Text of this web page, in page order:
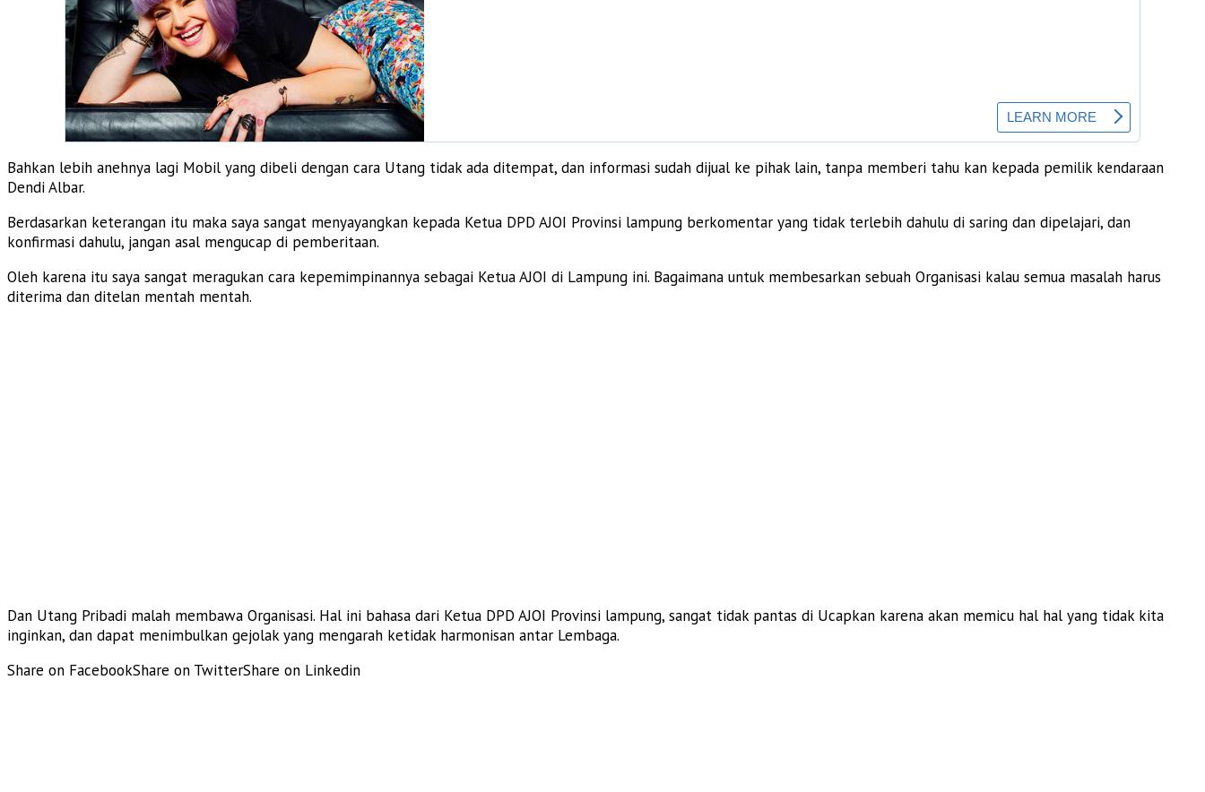
Bahkan lebih anehnya lagi Mobil yang dibeli dengan cara Utang tidak ada ditempat, dan informasi sudah dijual ke pihak lain, tanpa memberi tahu kan kepada pemilik kendaraan
Dendi Albar.
Berdasarkan keterangan itu maka saya sangat menyayangkan kepada Ketua DPD AJOI Provinsi lampung berkomentar yang tidak terlebih dahulu di saring dan dipelajari, dan
konfirmasi dahulu, jangan asal mengucap di pemberitaan.
Oleh karena itu saya sangat meragukan cara kepemimpinannya sebagai Ketua AJOI di Lampung ini. Bagaimana untuk membesarkan sebuah Organisasi kalau semua masalah harus
diterima dan ditelan mentah mentah.
Dan Utang Pribadi malah membawa Organisasi. Hal ini bahasa dari Ketua DPD AJOI Provinsi lampung, sangat tidak pantas di Ucapkan karena akan memicu hal hal yang tidak kita
inginkan, dan dapat menimbulkan gejolak yang mengarah ketidak harmonisan antar Lembaga.
Share on FacebookShare on TwitterShare on Linkedin